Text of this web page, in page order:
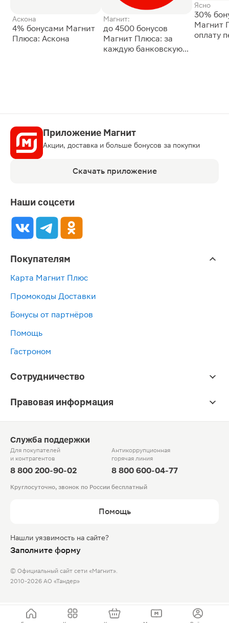
Аскона
4% бонусами Магнит
Плюса: Аскона
Магнит:
до 4500 бонусов
Магнит Плюса: за
каждую банковскую
Ясно
30%
Магнит
оплату
Приложение Магнит
Акции, доставка и больше бонусов за покупки
Скачать приложение
Наши соцсети
Покупателям
Карта Магнит Плюс
Промокоды Доставки
Бонусы от партнёров
Помощь
Гастроном
Сотрудничество
Правовая информация
Служба поддержки
Для покупателей
и контрагентов
8 800 200-90-02
Антикоррупционная
горячая линия
8 800 600-04-77
Круглосуточно, звонок по России бесплатный
Помощь
Нашли уязвимость на сайте?
Заполните форму
© Официальный сайт сети «Магнит».
2010-2026 АО «Тандер»